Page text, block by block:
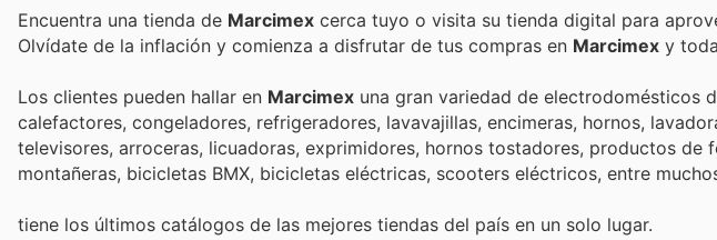
Encuentra una tienda de Marcimex cerca tuyo o visita su tienda digital para
Olvídate de la inflación y comienza a disfrutar de tus compras en Marcimex y
Los clientes pueden hallar en Marcimex una gran variedad de electrodomésticos
calefactores, congeladores, refrigeradores, lavavajillas, encimeras, hornos,
televisores, arroceras, licuadoras, exprimidores, hornos tostadores, productos de
montañeras, bicicletas BMX, bicicletas eléctricas, scooters eléctricos, entre
tiene los últimos catálogos de las mejores tiendas del país en un solo lugar.